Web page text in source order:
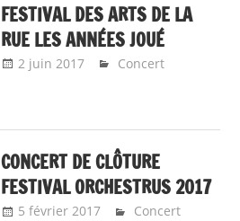
FESTIVAL DES ARTS DE LA
RUE LES ANNÉES JOUÉ
2 juin 2017 Emeline Design
Concert
CONCERT DE CLÔTURE
FESTIVAL ORCHESTRUS 2017
5 février 2017
Emeline
Concert